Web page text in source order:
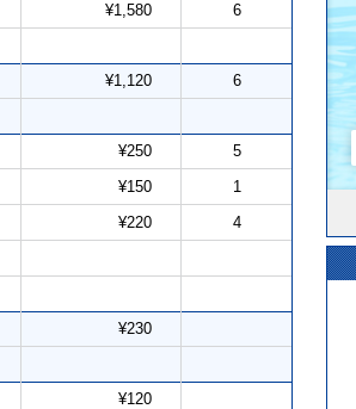
¥1,580 6
¥1,120 6
¥250 5
¥150 1
¥220 4
¥230
¥120